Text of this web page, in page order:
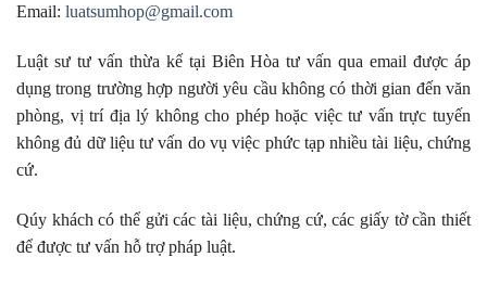
Email: luatsumhop@gmail.com
Luật sư tư vấn thừa kế tại Biên Hòa tư vấn qua email được áp
dụng trong trường hợp người yêu cầu không có thời gian đến văn
phòng, vị trí địa lý không cho phép hoặc việc tư vấn trực tuyến
không đủ dữ liệu tư vấn do vụ việc phức tạp nhiều tài liệu, chứng
cứ.
Qúy khách có thể gửi các tài liệu, chứng cứ, các giấy tờ cần thiết
để được tư vấn hỗ trợ pháp luật.